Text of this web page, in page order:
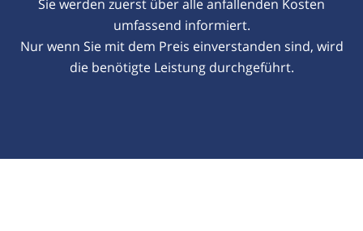
Sie werden zuerst über alle anfallenden Kosten
umfassend informiert.
Nur wenn Sie mit dem Preis einverstanden sind, wird
die benötigte Leistung durchgeführt.